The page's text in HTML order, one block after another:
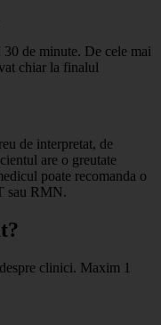
de minute. De cele mai
chiar la finalul
de interpretat, de
are o greutate
poate recomanda o
sau RMN.
clinici. Maxim 1